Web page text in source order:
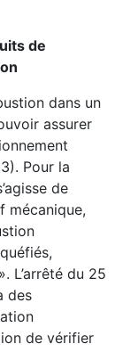
de
dans un
assurer
Pour la
de
mécanique,
L’arrêté du 25
des
de vérifier